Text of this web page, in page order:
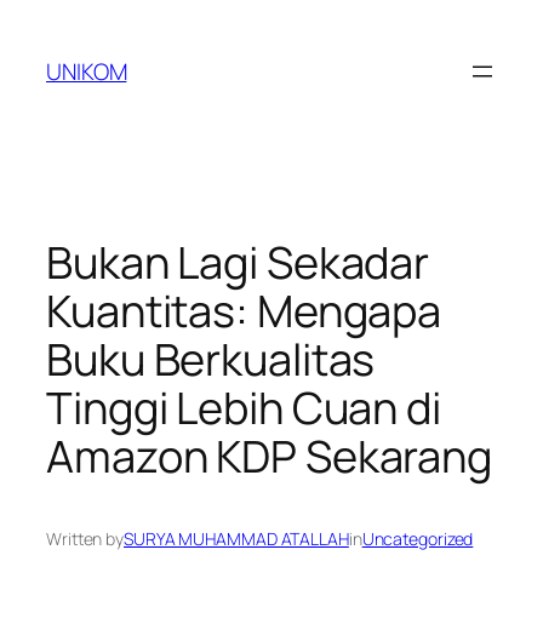
content
UNIKOM
Bukan Lagi Sekadar
Kuantitas: Mengapa
Buku Berkualitas
Tinggi Lebih Cuan di
Amazon KDP Sekarang
Written bySURYA MUHAMMAD ATALLAHinUncategorized